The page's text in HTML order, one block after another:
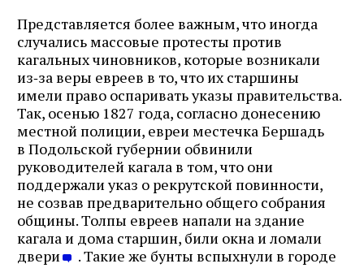
Представляется более важным, что иногда
случались массовые протесты против
кагальных чиновников, которые возникали
из‑за веры евреев в то, что их старшины
имели право оспаривать указы правительства.
Так, осенью 1827 года, согласно донесению
местной полиции, евреи местечка Бершадь
в Подольской губернии обвинили
руководителей кагала в том, что они
поддержали указ о рекрутской повинности,
не созвав предварительно общего собрания
общины. Толпы евреев напали на здание
кагала и дома старшин, били окна и ломали
двери
. Такие же бунты вспыхнули в городе